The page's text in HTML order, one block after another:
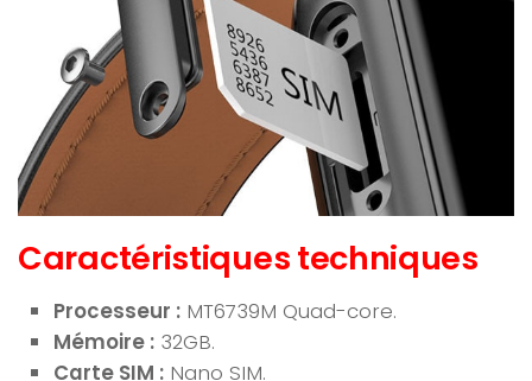
Caractéristiques techniques
Processeur : MT6739M Quad-core.
Mémoire : 32GB.
Carte SIM : Nano SIM.